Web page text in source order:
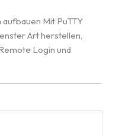
Mit PuTTY
Art herstellen,
Login und